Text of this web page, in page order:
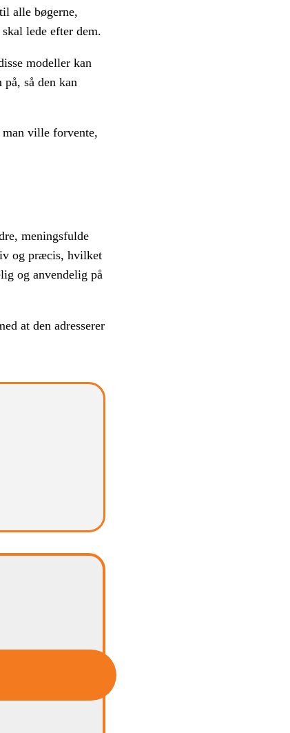
alle bøgerne,
lede efter dem.
modeller kan
så den kan
ville forvente,
meningsfulde
og præcis, hvilket
og anvendelig på
at den adresserer